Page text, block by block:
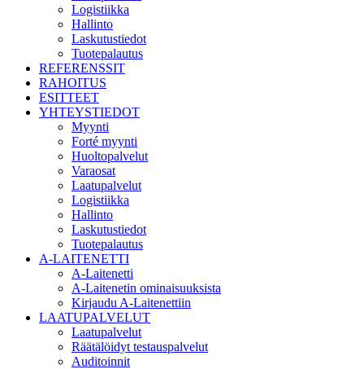
Logistiikka
Hallinto
Laskutustiedot
Tuotepalautus
REFERENSSIT
RAHOITUS
ESITTEET
YHTEYSTIEDOT
Myynti
Forté myynti
Huoltopalvelut
Varaosat
Laatupalvelut
Logistiikka
Hallinto
Laskutustiedot
Tuotepalautus
A-LAITENETTI
A-Laitenetti
A-Laitenetin ominaisuuksista
Kirjaudu A-Laitenettiin
LAATUPALVELUT
Laatupalvelut
Räätälöidyt testauspalvelut
Auditoinnit